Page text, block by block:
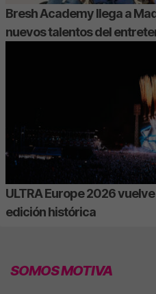
Bresh Academy llega a
nuevos talentos del
ULTRA Europe 2026
edición histórica
SOMOS MOTIVA